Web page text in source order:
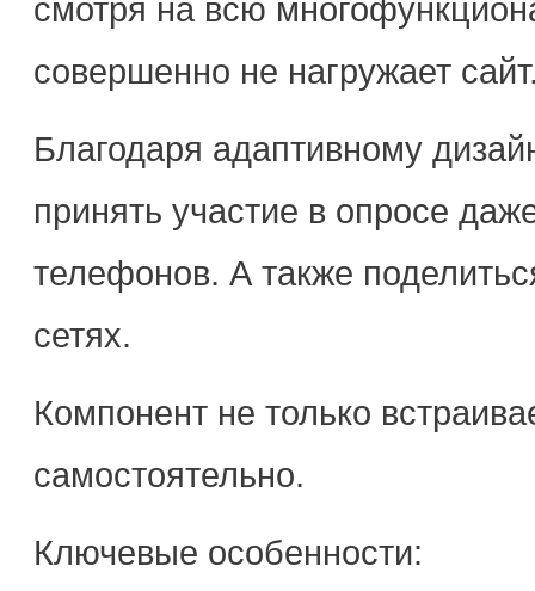
смотря на всю
совершенно не нагружает
Благодаря адаптивному
принять участие в опросе
телефонов. А также
сетях.
Компонент не только
самостоятельно.
Ключевые особенности: